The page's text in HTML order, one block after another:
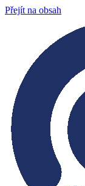
Přejít na obsah